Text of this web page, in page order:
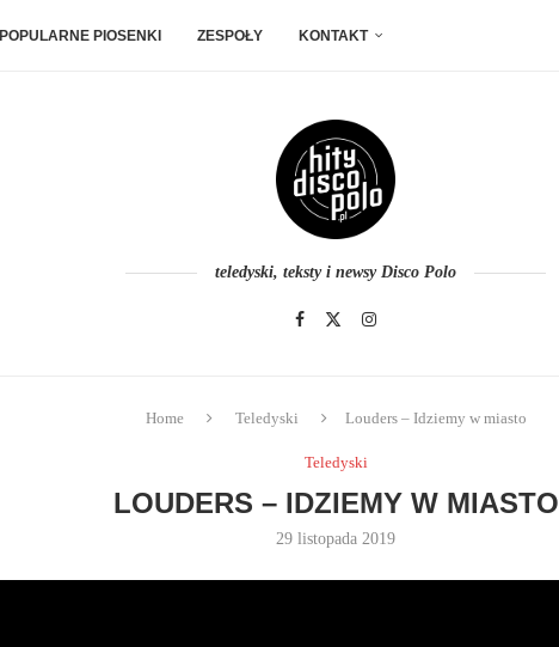
POPULARNE PIOSENKI ZESPOŁY KONTAKT
teledyski, teksty i newsy Disco Polo
Home Teledyski Louders – Idziemy w miasto
Teledyski
LOUDERS – IDZIEMY W MIASTO
29 listopada 2019